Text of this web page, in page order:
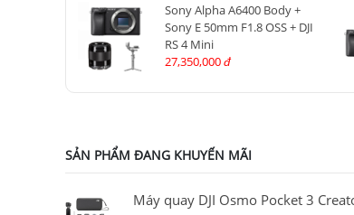
Sony Alpha A6400 Body +
Sony E 50mm F1.8 OSS + DJI
RS 4 Mini
27,350,000 đ
SẢN PHẨM ĐANG KHUYẾN MÃI